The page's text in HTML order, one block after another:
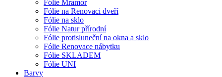
Fólie Mramor
Fólie na Renovaci dveří
Fólie na sklo
Fólie Natur přírodní
Fólie protisluneční na okna a sklo
Fólie Renovace nábytku
Fólie SKLADEM
Fólie UNI
Barvy